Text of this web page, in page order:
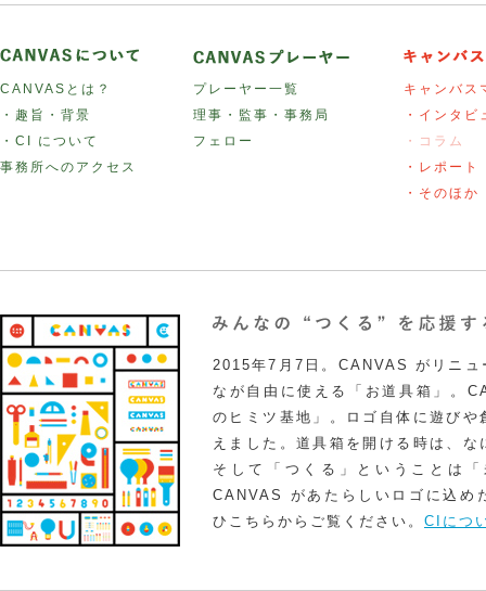
CANVASとは？
・趣旨・背景
・CI について
事務所へのアクセス
プレーヤー一覧
理事・監事・事務局
フェロー
キャンバス
・インタビ
・コラム
・レポート
・そのほか
2015年7月7日。CANVAS がリニュ
なが自由に使える「お道具箱」。
のヒミツ基地」。ロゴ自体に遊び
えました。道具箱を開ける時は、
そして「つくる」ということは
CANVAS があたらしいロゴに込め
ひこちらからご覧ください。 CIにつ